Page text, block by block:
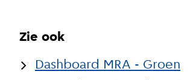
Zie ook
Dashboard MRA - Groen